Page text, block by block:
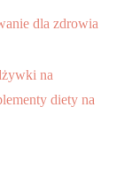
dla zdrowia
na
diety na